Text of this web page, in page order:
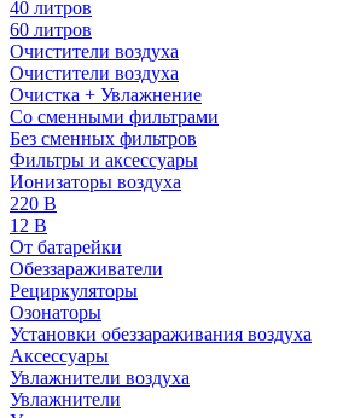
40 литров
60 литров
Очистители воздуха
Очистители воздуха
Очистка + Увлажнение
Cо сменными фильтрами
Без сменных фильтров
Фильтры и аксессуары
Ионизаторы воздуха
220 В
12 В
От батарейки
Обеззараживатели
Рециркуляторы
Озонаторы
Установки обеззараживания воздуха
Аксессуары
Увлажнители воздуха
Увлажнители